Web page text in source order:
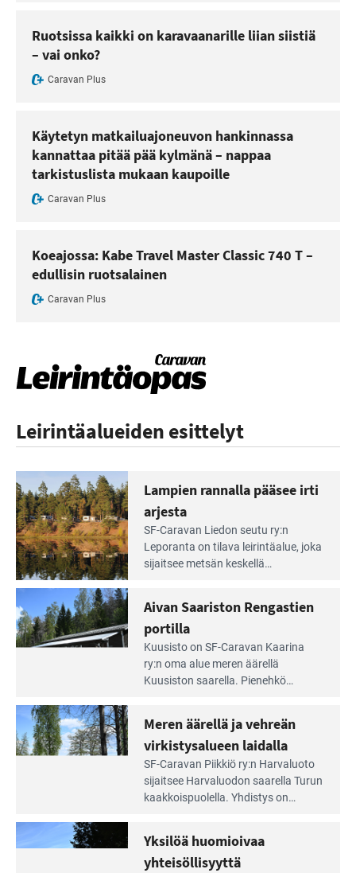
Ruotsissa kaikki on karavaanarille liian siistiä
– vai onko?
Caravan Plus
Käytetyn matkailuajoneuvon hankinnassa
kannattaa pitää pää kylmänä – nappaa
tarkistuslista mukaan kaupoille
Caravan Plus
Koeajossa: Kabe Travel Master Classic 740 T –
edullisin ruotsalainen
Caravan Plus
Leirintäalueiden esittelyt
Lue
Leirintäoppaan
artikkeli:
Lampien
rannalla
pääsee
irti
arjesta
Lampien rannalla pääsee irti
arjesta
SF-Caravan Liedon seutu ry:n
Leporanta on tilava leirintäalue, joka
sijaitsee metsän kes­kellä
tarjoaa ympäris­töineen kauniit
maisemat ja loistavat virkistäytymis­
mahdollisuudet.
Lue
Saariston
Rengastien
portilla
Aivan Saariston Rengastien
portilla
Kuusisto on SF-Caravan Kaarina
ry:n oma alue meren äärellä
Kuusiston saarella. Pie­nehkö
äärellä
ja
Meren äärellä ja vehreän
virkistysalueen laidalla
SF-Caravan Piikkiö ry:n Harvaluoto
sijait­see Harvaluodon saarella Turun
kaakkois­puolella. Yhdistys on
virkistysalueesta.
Yksilöä huomioivaa
yhteisöllisyyttä